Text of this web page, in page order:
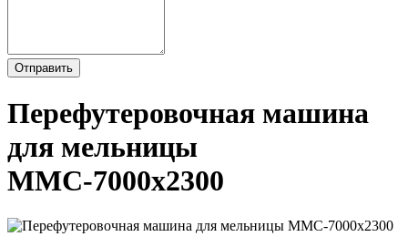
Отправить
Перефутеровочная машина
для мельницы
ММС-7000х2300